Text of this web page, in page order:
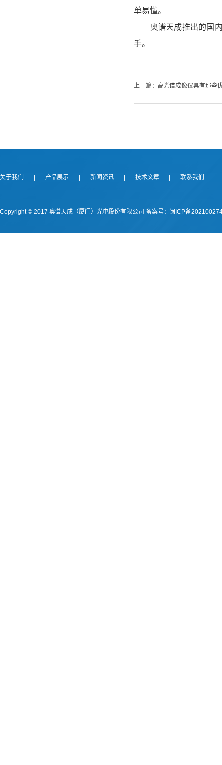
单易懂。
奥谱天成推出的国内
手。
上一篇： 高光谱成像仪具有那些
关于我们 产品展示 新闻资讯 技术文章 联系我们
Copyright © 2017 奥谱天成（厦门）光电股份有限公司 备案号：闽ICP备